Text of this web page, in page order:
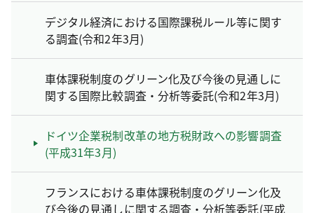
デジタル経済における国際課税ルール等に関す
る調査(令和2年3月)
車体課税制度のグリーン化及び今後の見通しに
関する国際比較調査・分析等委託(令和2年3月)
ドイツ企業税制改革の地方税財政への影響調査
(平成31年3月)
フランスにおける車体課税制度のグリーン化及
び今後の見通しに関する調査・分析等委託(平成